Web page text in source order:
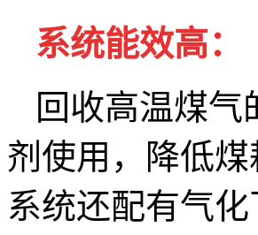
系统能效高：
回收高温煤
剂使用，降低
系统还配有气